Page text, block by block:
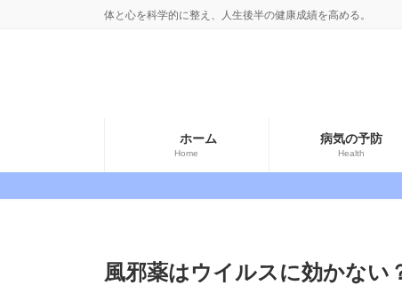
キ
ッ
に
移
体と心を科学的に整え、人生後半の健康成績を高める。
ホーム
Home
病気の予防
Health
風邪薬はウイルスに効かない